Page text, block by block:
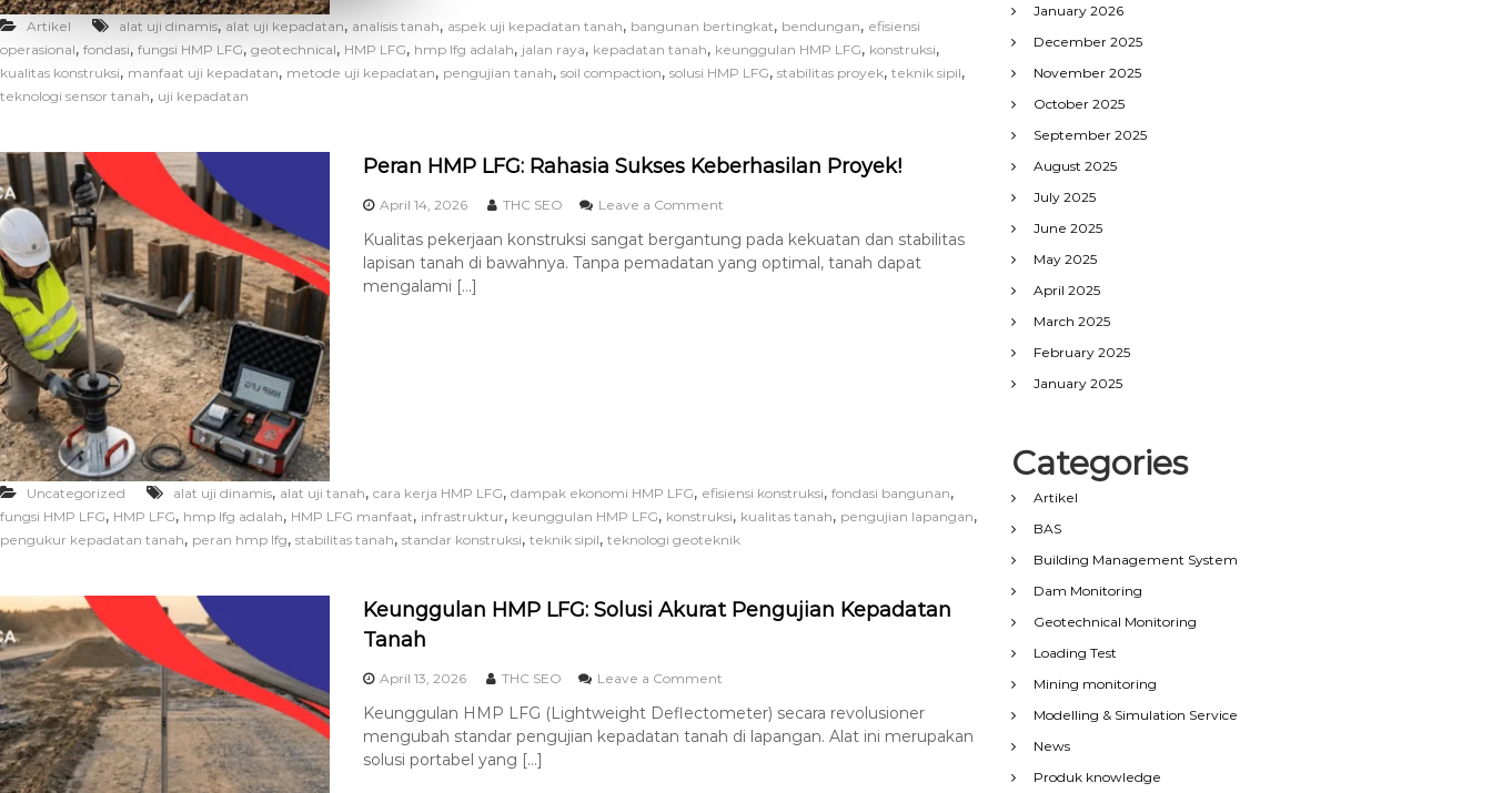
Artikel alat uji dinamis, alat uji kepadatan, analisis tanah, aspek uji kepadatan tanah, bangunan bertingkat, bendungan, efisiensi
operasional, fondasi, fungsi HMP LFG, geotechnical, HMP LFG, hmp lfg adalah, jalan raya, kepadatan tanah, keunggulan HMP LFG, konstruksi,
kualitas konstruksi, manfaat uji kepadatan, metode uji kepadatan, pengujian tanah, soil compaction, solusi HMP LFG, stabilitas proyek, teknik sipil,
teknologi sensor tanah, uji kepadatan
Peran HMP LFG: Rahasia Sukses Keberhasilan Proyek!
April 14, 2026 THC SEO Leave a Comment
Kualitas pekerjaan konstruksi sangat bergantung pada kekuatan dan stabilitas
lapisan tanah di bawahnya. Tanpa pemadatan yang optimal, tanah dapat
mengalami […]
Uncategorized alat uji dinamis, alat uji tanah, cara kerja HMP LFG, dampak ekonomi HMP LFG, efisiensi konstruksi, fondasi bangunan,
fungsi HMP LFG, HMP LFG, hmp lfg adalah, HMP LFG manfaat, infrastruktur, keunggulan HMP LFG, konstruksi, kualitas tanah, pengujian lapangan,
pengukur kepadatan tanah, peran hmp lfg, stabilitas tanah, standar konstruksi, teknik sipil, teknologi geoteknik
Keunggulan HMP LFG: Solusi Akurat Pengujian Kepadatan
Tanah
April 13, 2026 THC SEO Leave a Comment
Keunggulan HMP LFG (Lightweight Deflectometer) secara revolusioner
mengubah standar pengujian kepadatan tanah di lapangan. Alat ini merupakan
solusi portabel yang […]
January 2026
December 2025
November 2025
October 2025
September 2025
August 2025
July 2025
June 2025
May 2025
April 2025
March 2025
February 2025
January 2025
Categories
Artikel
BAS
Building Management System
Dam Monitoring
Geotechnical Monitoring
Loading Test
Mining monitoring
Modelling & Simulation Service
News
Produk knowledge